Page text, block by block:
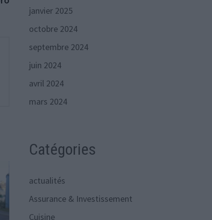
janvier 2025
octobre 2024
septembre 2024
juin 2024
avril 2024
mars 2024
Catégories
actualités
Assurance & Investissement
Cuisine